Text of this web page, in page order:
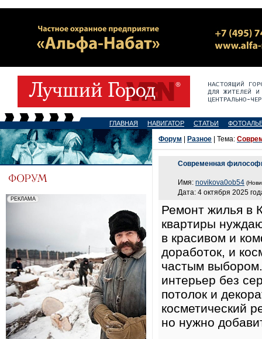
ГЛАВНАЯ НАВИГАТОР СТАТЬИ
Форум Разное | Тема:
Современная
Имя: novikova0ob54
Дата: 4 октября 2025
Ремонт жилья в
квартиры
в красивом и
доработок, и
частым
интерьер без
потолок и
косметический
но нужно